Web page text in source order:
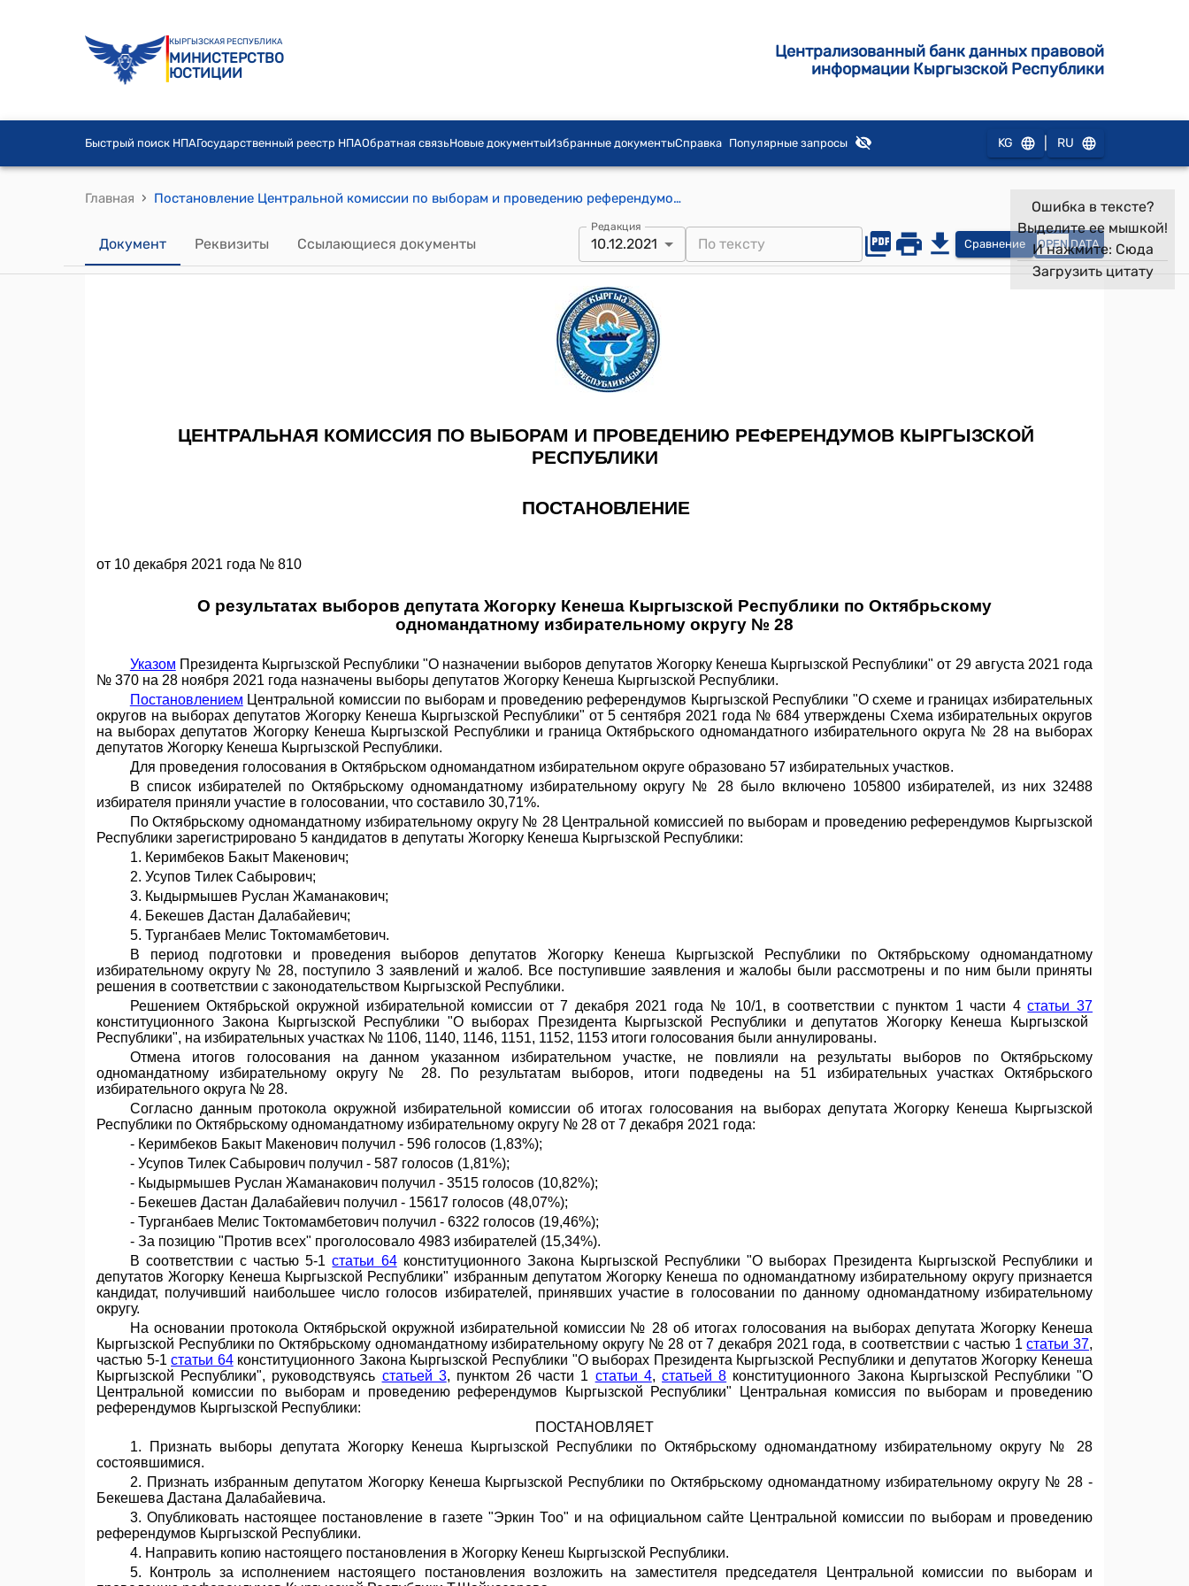
КЫРГЫЗСКАЯ РЕСПУБЛИКА
МИНИСТЕРСТВО
ЮСТИЦИИ
Централизованный банк данных правовой
информации Кыргызской Республики
Быстрый поиск НПАГосударственный реестр НПАОбратная связьНовые документыИзбранные документыСправка Популярные запросы KG RU
Главная › Постановление Центральной комиссии по выборам и проведению референдумов Кыргызской Республики от 10 декабря 2021 года № 810 "О результатах выборов депутата Жогорку Кенеша Кыргызской Республики по Октябрьскому одномандатному избирательному округу № 28"
Документ Реквизиты Ссылающиеся документы
Редакция
10.12.2021 Сравнение OPEN DATA
Ошибка в тексте?
Выделите ее мышкой!
И нажмите: Сюда
Загрузить цитату